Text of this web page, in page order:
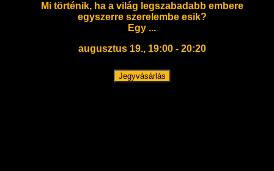
Mi történik, ha a világ legszabadabb embere
egyszerre szerelembe esik?
Egy ...
augusztus 19., 19:00 - 20:20
Jegyvásárlás